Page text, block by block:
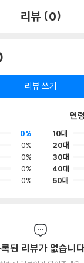
리뷰 (0)
리뷰 쓰기
0%
0%
0%
0%
0%
연
10대
20대
30대
40대
50대
된 리뷰가 없습니